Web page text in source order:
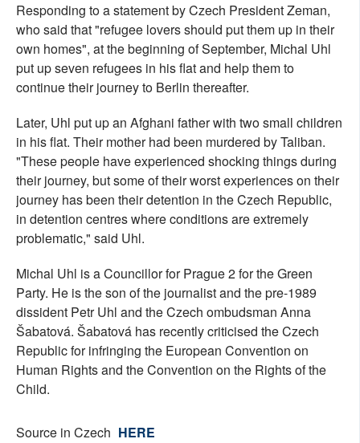
Responding to a statement by Czech President Zeman,
who said that "refugee lovers should put them up in their
own homes", at the beginning of September, Michal Uhl
put up seven refugees in his flat and help them to
continue their journey to Berlin thereafter.
Later, Uhl put up an Afghani father with two small children
in his flat. Their mother had been murdered by Taliban.
"These people have experienced shocking things during
their journey, but some of their worst experiences on their
journey has been their detention in the Czech Republic,
in detention centres where conditions are extremely
problematic," said Uhl.
Michal Uhl is a Councillor for Prague 2 for the Green
Party. He is the son of the journalist and the pre-1989
dissident Petr Uhl and the Czech ombudsman Anna
Šabatová. Šabatová has recently criticised the Czech
Republic for infringing the European Convention on
Human Rights and the Convention on the Rights of the
Child.
Source in Czech HERE